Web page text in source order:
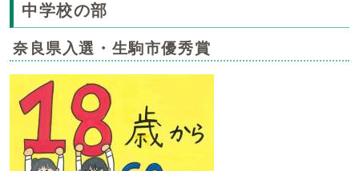
中学校の部
奈良県入選・生駒市優秀賞